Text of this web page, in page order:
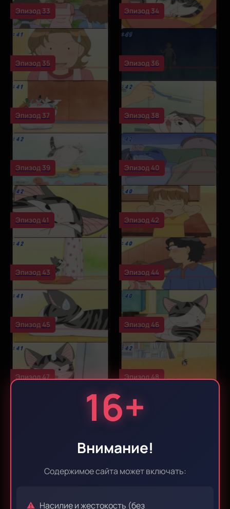
16+
Внимание!
Содержимое сайта может включать:
Насилие и жестокость (без
Эпизод 33 Эпизод 34
Эпизод 35 Эпизод 36
Эпизод 37 Эпизод 38
Эпизод 39 Эпизод 40
Эпизод 41 Эпизод 42
Эпизод 43 Эпизод 44
Эпизод 45 Эпизод 46
Эпизод 47 Эпизод 48